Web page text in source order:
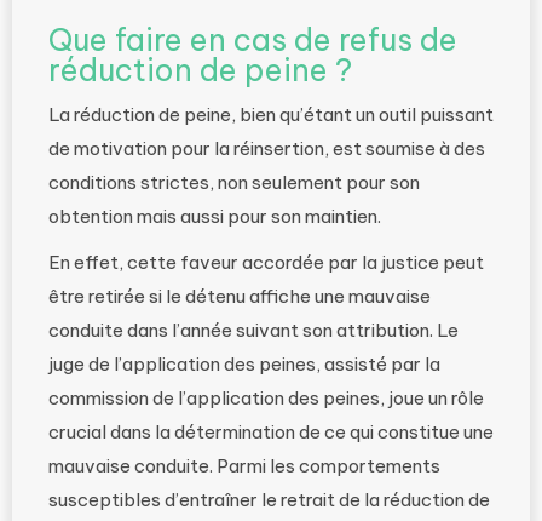
Que faire en cas de refus de
réduction de peine ?
La réduction de peine, bien qu’étant un outil puissant
de motivation pour la réinsertion, est soumise à des
conditions strictes, non seulement pour son
obtention mais aussi pour son maintien.
En effet, cette faveur accordée par la justice peut
être retirée si le détenu affiche une mauvaise
conduite dans l’année suivant son attribution. Le
juge de l’application des peines, assisté par la
commission de l’application des peines, joue un rôle
crucial dans la détermination de ce qui constitue une
mauvaise conduite. Parmi les comportements
susceptibles d’entraîner le retrait de la réduction de